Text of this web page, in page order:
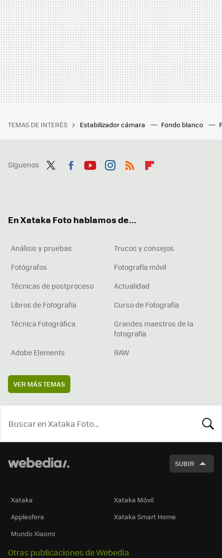
TEMAS DE INTERÉS Estabilizador cámara Fondo blanco
Síguenos
En Xataka Foto hablamos de...
Análisis y pruebas
Trucos y consejos
Fotógrafos
Fotografía móvil
Técnicas de postproceso
Actualidad
Libros de Fotografía
Curso de Fotografía
Técnica Fotográfica
Grandes maestros de la
fotografía
Adobe Elements
RAW
VER MÁS TEMAS
SUBIR
Xataka
Xataka Móvil
Applesfera
Xataka Smart Home
Mundo Xiaomi
Otras publicaciones de Webedia